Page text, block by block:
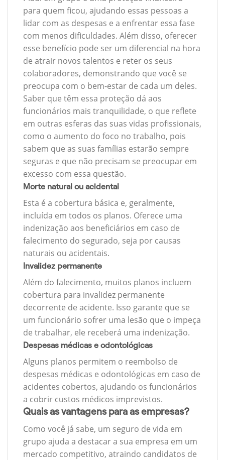
para quem ficou, ajudando essas pessoas a
lidar com as despesas e a enfrentar essa fase
com menos dificuldades. Além disso, oferecer
esse benefício pode ser um diferencial na hora
de atrair novos talentos e reter os seus
colaboradores, demonstrando que você se
preocupa com o bem-estar de cada um deles.
Saber que têm essa proteção dá aos
funcionários mais tranquilidade, o que reflete
em outras esferas das suas vidas profissionais,
como o aumento do foco no trabalho, pois
sabem que as suas famílias estarão sempre
seguras e que não precisam se preocupar em
excesso com essa questão.
Morte natural ou acidental
Esta é a cobertura básica e, geralmente,
incluída em todos os planos. Oferece uma
indenização aos beneficiários em caso de
falecimento do segurado, seja por causas
naturais ou acidentais.
Invalidez permanente
Além do falecimento, muitos planos incluem
cobertura para invalidez permanente
decorrente de acidente. Isso garante que se
um funcionário sofrer uma lesão que o impeça
de trabalhar, ele receberá uma indenização.
Despesas médicas e odontológicas
Alguns planos permitem o reembolso de
despesas médicas e odontológicas em caso de
acidentes cobertos, ajudando os funcionários
a cobrir custos médicos imprevistos.
Quais as vantagens para as empresas?
Como você já sabe, um seguro de vida em
grupo ajuda a destacar a sua empresa em um
mercado competitivo, atraindo candidatos de